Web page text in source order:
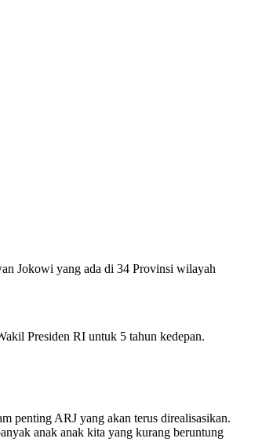
Jokowi yang ada di 34 Provinsi wilayah
Presiden RI untuk 5 tahun kedepan.
penting ARJ yang akan terus direalisasikan.
anak anak kita yang kurang beruntung